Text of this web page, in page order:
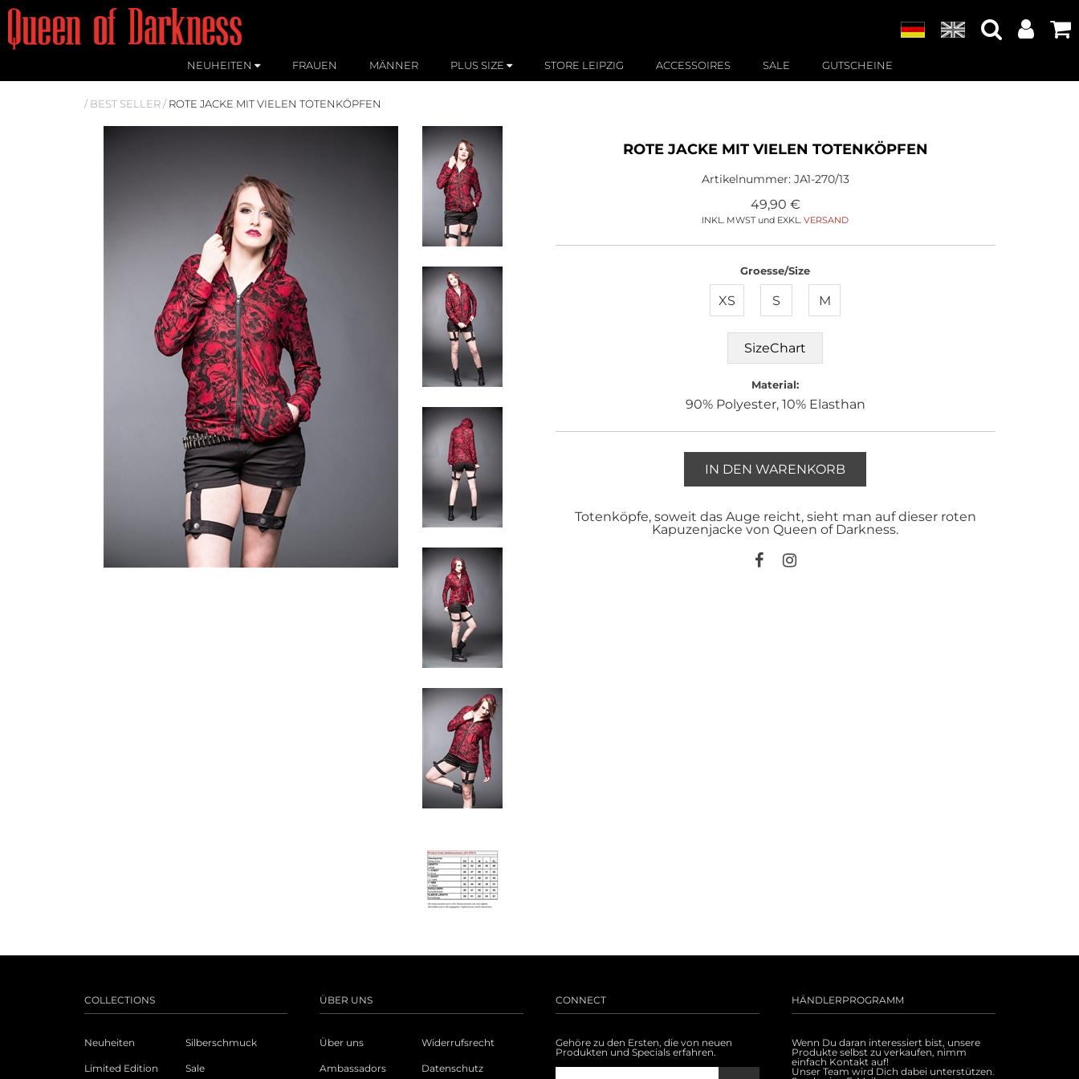
NEUHEITEN FRAUEN MÄNNER PLUS SIZE STORE LEIPZIG ACCESSOIRES SALE GUTSCHEINE
/ BEST SELLER / ROTE JACKE MIT VIELEN TOTENKÖPFEN
ROTE JACKE MIT VIELEN TOTENKÖPFEN
Artikelnummer: JA1-270/13
49,90 €
INKL. MWST und EXKL.VERSAND
Groesse/Size
XS S M
SizeChart
Material:
90% Polyester, 10% Elasthan
IN DEN WARENKORB
Totenköpfe, soweit das Auge reicht, sieht man auf dieser roten
Kapuzenjacke von Queen of Darkness.
COLLECTIONS
Neuheiten
Limited Edition
Silberschmuck
Sale
ÜBER UNS
Über uns
Ambassadors
Widerrufsrecht
Datenschutz
CONNECT
Gehöre zu den Ersten, die von neuen
Produkten und Specials erfahren.
HÄNDLERPROGRAMM
Wenn Du daran interessiert bist, unsere
Produkte selbst zu verkaufen, nimm
einfach Kontakt auf!
Unser Team wird Dich dabei unterstützen.